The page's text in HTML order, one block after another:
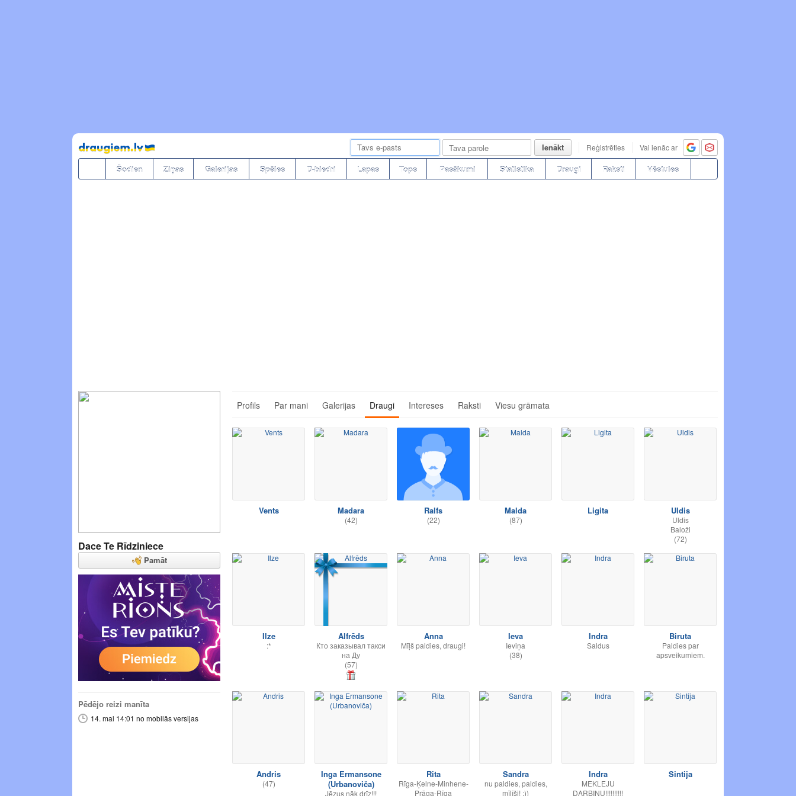
Pāriet
uz
saturu
Ienākt Reģistrēties Vai ienāc ar
Šodien Ziņas Galerijas Spēles D-biedri Lapas Tops Pasākumi Statistika Draugi Raksti Vēstules
Dace Te Rīdziniece
Pamāt
Pēdējo reizi manīta
14. mai 14:01 no mobilās versijas
Profils Par mani Galerijas Draugi Intereses Raksti Viesu grāmata
Vents Madara
(42)
Ralfs
(22)
Malda
(87)
Ligita Uldis
Uldis
Baloži
(72)
Ilze
:*
Alfrēds
Кто заказывал такси
на Ду
(57)
Anna
Mīļš paldies, draugi!
Ieva
Ieviņa
(38)
Indra
Saldus
Biruta
Paldies par
apsveikumiem.
Andris
(47)
Inga Ermansone
(Urbanoviča)
Jēzus nāk drīz!!!
Rita
Rīga-Ķelne-Minhene-
Prāga-Rīga
Sandra
nu paldies, paldies,
mīlīši! :))
Indra
MEKLEJU
DARBINU!!!!!!!!!!
Sintija